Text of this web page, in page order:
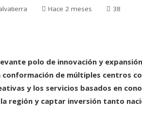
Hace 2 meses 38
polo de innovación y
conformación de múltiples centros
y los servicios basados en
región y captar inversión tanto